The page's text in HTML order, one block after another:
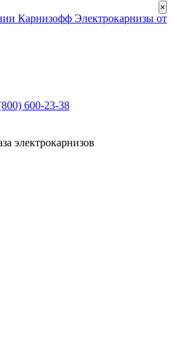
Электрокарнизы от
600-23-38
электрокарнизов
×